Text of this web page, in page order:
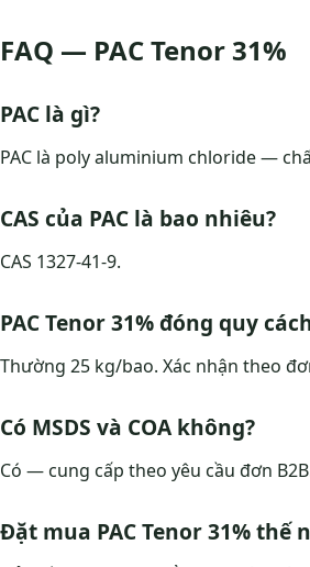
FAQ — PAC Tenor 31%
PAC là gì?
PAC là poly aluminium chloride —
CAS của PAC là bao nhiêu?
CAS 1327-41-9.
PAC Tenor 31% đóng quy
Thường 25 kg/bao. Xác nhận theo
Có MSDS và COA không?
Có — cung cấp theo yêu cầu đơn
Đặt mua PAC Tenor 31% thế